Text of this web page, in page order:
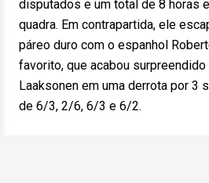
disputados e um total de 8 horas
quadra. Em contrapartida, ele
páreo duro com o espanhol
favorito, que acabou
Laaksonen em uma derrota por 3
de 6/3, 2/6, 6/3 e 6/2.